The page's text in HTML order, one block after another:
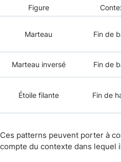
Figure
Marteau Fin de
Marteau inversé Fin de
Étoile filante Fin de
Ces patterns peuvent porter à
compte du contexte dans lequel